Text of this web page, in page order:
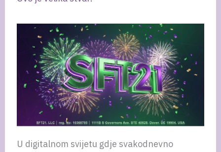
U digitalnom svijetu gdje svakodnevno